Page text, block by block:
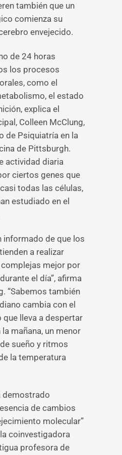
también que un
comienza su
envejecido.
de 24 horas
los procesos
como el
el estado
explica el
Colleen McClung,
de Psiquiatría en la
de Pittsburgh.
actividad diaria
ciertos genes que
todas las células,
estudiado en el
informado de que los
a realizar
mejor por
el día”, afirma
“Sabemos también
cambia con el
que lleva a despertar
mañana, un menor
sueño y ritmos
la temperatura
demostrado
de cambios
molecular”
coinvestigadora
profesora de